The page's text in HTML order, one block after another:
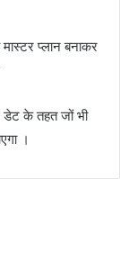
प्लान बनाकर
के तहत जों भी
।